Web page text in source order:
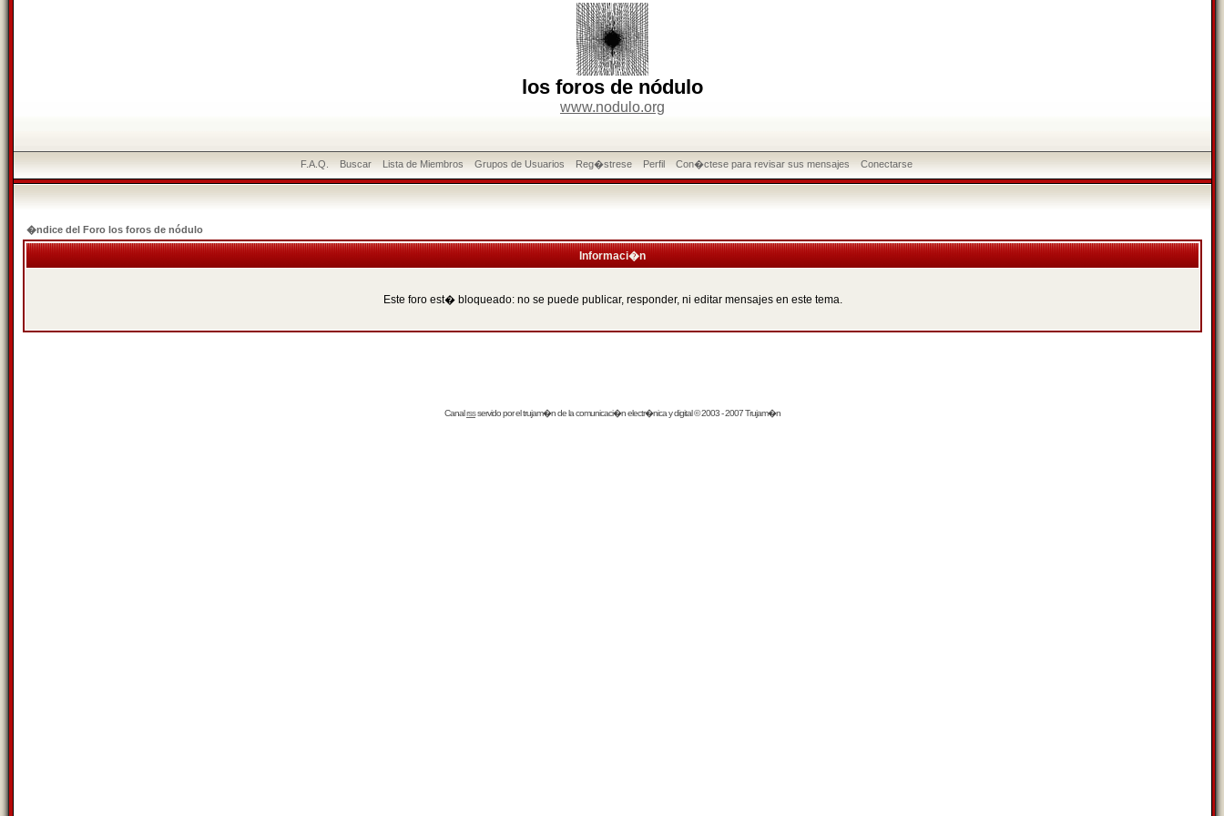
los foros de nódulo
www.nodulo.org
F.A.Q. Buscar Lista de Miembros Grupos de Usuarios Reg�strese Perfil Con�ctese para revisar sus mensajes Conectarse
�ndice del Foro los foros de nódulo
Informaci�n
Este foro est� bloqueado: no se puede publicar, responder, ni editar mensajes en este tema.
Canalrssservido por eltrujam�nde la comunicaci�n electr�nica y digital © 2003 - 2007 Trujam�n